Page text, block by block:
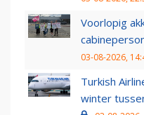
Voorlopig
03-08-2026,
Turkish
winter